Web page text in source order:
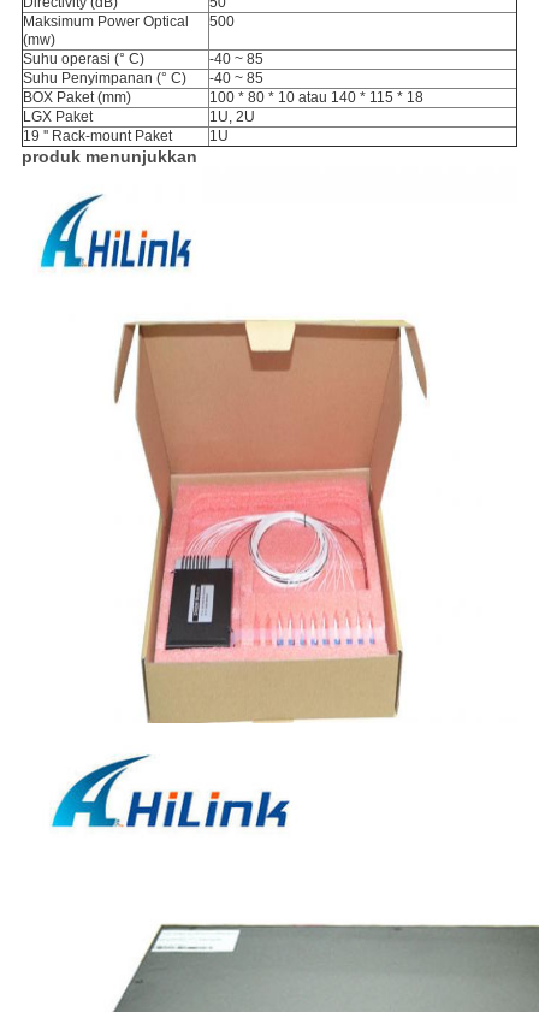
Maksimum Power Optical
(mw)
500
Suhu operasi (° C)
-40 ~ 85
Suhu Penyimpanan (° C)
-40 ~ 85
BOX Paket (mm)
100 * 80 * 10 atau 140 * 115 * 18
LGX Paket
1U, 2U
19 '' Rack-mount Paket
1U
produk menunjukkan